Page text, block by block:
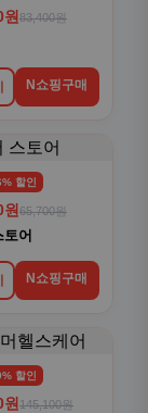
83,400원
N쇼핑구매
할인
65,700원
어
N쇼핑구매
할인
145,100원